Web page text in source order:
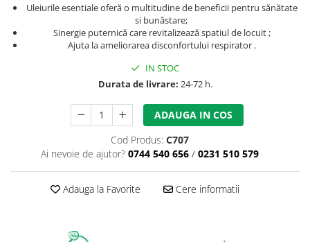
Uleiurile esentiale oferă o multitudine de beneficii pentru sănătate
si bunăstare;
Sinergie puternică care revitalizează spatiul de locuit ;
Ajuta la ameliorarea disconfortului respirator .
IN STOC
Durata de livrare: 24-72 h.
ADAUGA IN COS
Cod Produs: C707
Ai nevoie de ajutor? 0744 540 656 / 0231 510 579
Adauga la Favorite Cere informatii